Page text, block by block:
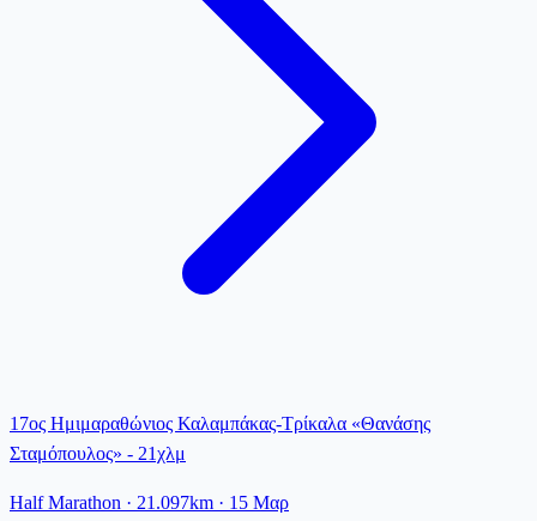
17ος Ημιμαραθώνιος Καλαμπάκας-Τρίκαλα «Θανάσης
Σταμόπουλος» - 21χλμ
Half Marathon · 21.097km · 15 Μαρ